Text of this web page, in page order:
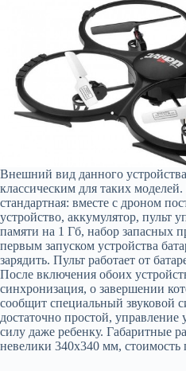
Внешний вид данного устройства
классическим для таких
стандартная: вместе с дроном
устройство, аккумулятор, пульт
памяти на 1 Гб, набор запасных
первым запуском устройства
зарядить. Пульт работает от
После включения обоих
синхронизация, о завершении
сообщит специальный звуковой
достаточно простой, управление
силу даже ребенку. Габаритные
невелики 340х340 мм, стоимость